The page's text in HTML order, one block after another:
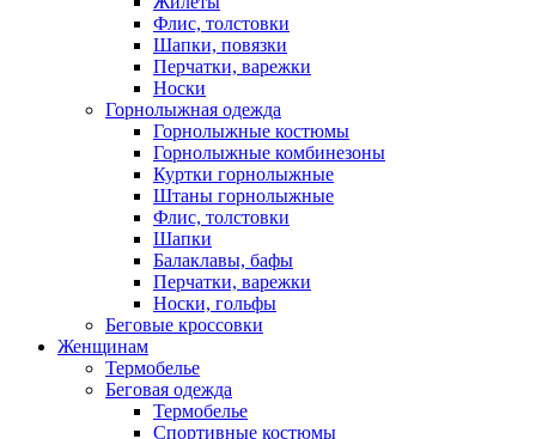
Флис, толстовки
Шапки, повязки
Перчатки, варежки
Носки
Горнолыжная одежда
Горнолыжные костюмы
Горнолыжные комбинезоны
Куртки горнолыжные
Штаны горнолыжные
Флис, толстовки
Шапки
Балаклавы, бафы
Перчатки, варежки
Носки, гольфы
Беговые кроссовки
Женщинам
Термобелье
Беговая одежда
Термобелье
Спортивные костюмы